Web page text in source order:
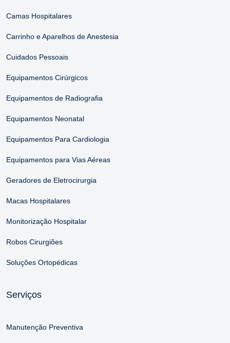
Camas Hospitalares
Carrinho e Aparelhos de Anestesia
Cuidados Pessoais
Equipamentos Cirúrgicos
Equipamentos de Radiografia
Equipamentos Neonatal
Equipamentos Para Cardiologia
Equipamentos para Vias Aéreas
Geradores de Eletrocirurgia
Macas Hospitalares
Monitorização Hospitalar
Robos Cirurgiões
Soluções Ortopédicas
Serviços
Manutenção Preventiva